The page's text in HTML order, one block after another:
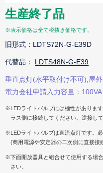
生産終了品
※表示価格は全て税抜き価格です。
旧形式：LDTS72N-G-E39D
代替品： LDTS48N-G-E39
垂直点灯(水平取付け不可),屋
電力会社申請入力容量：100VA
※LEDライトバルブには極性がありま
ラス側に接続してください。逆接し
※LEDライトバルブは直流点灯です。
(商用電源や安定器の二次側に直接接
※下面開放器具と組合せて使用する場
さい。